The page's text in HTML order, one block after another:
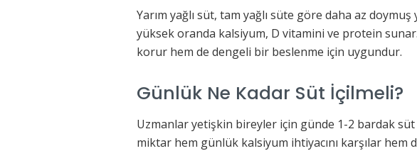
Yarım yağlı süt, tam yağlı süte göre daha az
yüksek oranda kalsiyum, D vitamini ve protein sunar.
korur hem de dengeli bir beslenme için uygundur.
Günlük Ne Kadar Süt İçilmeli?
Uzmanlar yetişkin bireyler için günde 1-2 bardak
miktar hem günlük kalsiyum ihtiyacını karşılar hem